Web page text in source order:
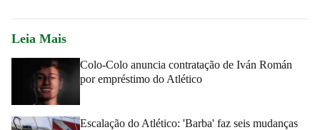
Leia Mais
Colo-Colo anuncia contratação de Iván Román
por empréstimo do Atlético
Escalação do Atlético: 'Barba' faz seis mudanças